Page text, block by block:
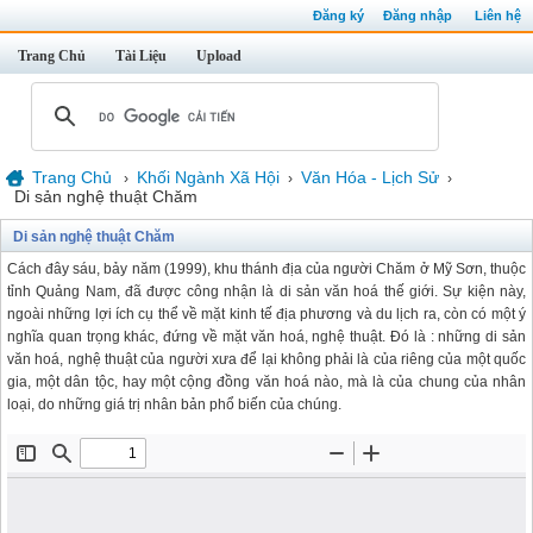
Đăng ký Đăng nhập Liên hệ
Trang Chủ Tài Liệu Upload
Trang Chủ › Khối Ngành Xã Hội › Văn Hóa - Lịch Sử ›
Di sản nghệ thuật Chăm
Di sản nghệ thuật Chăm
Cách đây sáu, bảy năm (1999), khu thánh địa của người Chăm ở Mỹ Sơn, thuộc
tỉnh Quảng Nam, đã được công nhận là di sản văn hoá thế giới. Sự kiện này,
ngoài những lợi ích cụ thể về mặt kinh tế địa phương và du lịch ra, còn có một ý
nghĩa quan trọng khác, đứng về mặt văn hoá, nghệ thuật. Đó là : những di sản
văn hoá, nghệ thuật của người xưa để lại không phải là của riêng của một quốc
gia, một dân tộc, hay một cộng đồng văn hoá nào, mà là của chung của nhân
loại, do những giá trị nhân bản phổ biến của chúng.